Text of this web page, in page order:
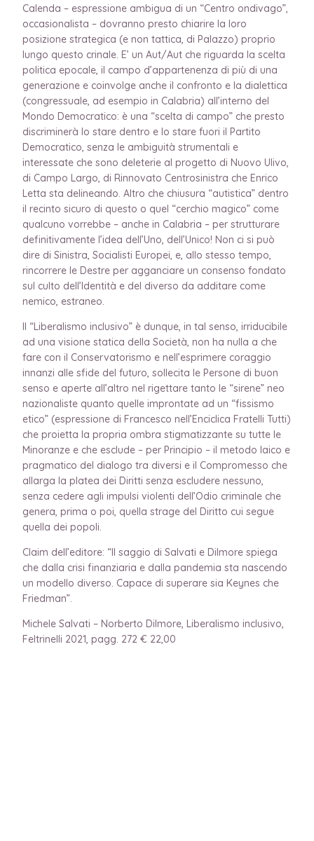
Calenda – espressione ambigua di un “Centro ondivago”,
occasionalista – dovranno presto chiarire la loro
posizione strategica (e non tattica, di Palazzo) proprio
lungo questo crinale. E’ un Aut/Aut che riguarda la scelta
politica epocale, il campo d’appartenenza di più di una
generazione e coinvolge anche il confronto e la dialettica
(congressuale, ad esempio in Calabria) all’interno del
Mondo Democratico: è una “scelta di campo” che presto
discriminerà lo stare dentro e lo stare fuori il Partito
Democratico, senza le ambiguità strumentali e
interessate che sono deleterie al progetto di Nuovo Ulivo,
di Campo Largo, di Rinnovato Centrosinistra che Enrico
Letta sta delineando. Altro che chiusura “autistica” dentro
il recinto sicuro di questo o quel “cerchio magico” come
qualcuno vorrebbe – anche in Calabria – per strutturare
definitivamente l’idea dell’Uno, dell’Unico! Non ci si può
dire di Sinistra, Socialisti Europei, e, allo stesso tempo,
rincorrere le Destre per agganciare un consenso fondato
sul culto dell’Identità e del diverso da additare come
nemico, estraneo.
Il “Liberalismo inclusivo” è dunque, in tal senso, irriducibile
ad una visione statica della Società, non ha nulla a che
fare con il Conservatorismo e nell’esprimere coraggio
innanzi alle sfide del futuro, sollecita le Persone di buon
senso e aperte all’altro nel rigettare tanto le “sirene” neo
nazionaliste quanto quelle improntate ad un “fissismo
etico” (espressione di Francesco nell’Enciclica Fratelli Tutti)
che proietta la propria ombra stigmatizzante su tutte le
Minoranze e che esclude – per Principio – il metodo laico e
pragmatico del dialogo tra diversi e il Compromesso che
allarga la platea dei Diritti senza escludere nessuno,
senza cedere agli impulsi violenti dell’Odio criminale che
genera, prima o poi, quella strage del Diritto cui segue
quella dei popoli.
Claim dell’editore: “Il saggio di Salvati e Dilmore spiega
che dalla crisi finanziaria e dalla pandemia sta nascendo
un modello diverso. Capace di superare sia Keynes che
Friedman”.
Michele Salvati – Norberto Dilmore, Liberalismo inclusivo,
Feltrinelli 2021, pagg. 272 € 22,00